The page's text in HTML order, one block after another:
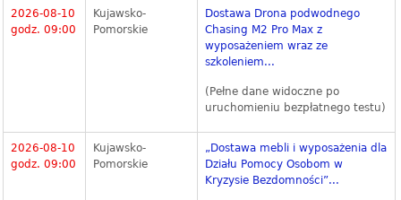
2026-08-10
godz. 09:00
Kujawsko-
Pomorskie
Dostawa Drona podwodnego
Chasing M2 Pro Max z
wyposażeniem wraz ze
szkoleniem...
(Pełne dane widoczne po
uruchomieniu bezpłatnego testu)
2026-08-10
godz. 09:00
Kujawsko-
Pomorskie
„Dostawa mebli i wyposażenia dla
Działu Pomocy Osobom w
Kryzysie Bezdomności”...